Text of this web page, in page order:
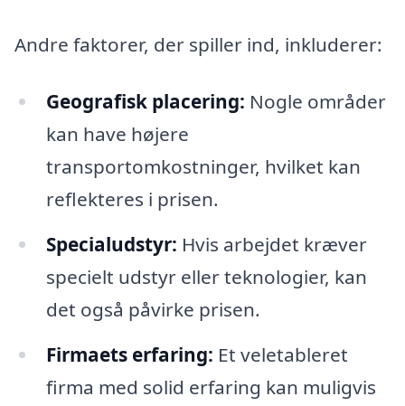
Andre faktorer, der spiller ind, inkluderer:
Geografisk placering: Nogle områder
kan have højere
transportomkostninger, hvilket kan
reflekteres i prisen.
Specialudstyr: Hvis arbejdet kræver
specielt udstyr eller teknologier, kan
det også påvirke prisen.
Firmaets erfaring: Et veletableret
firma med solid erfaring kan muligvis